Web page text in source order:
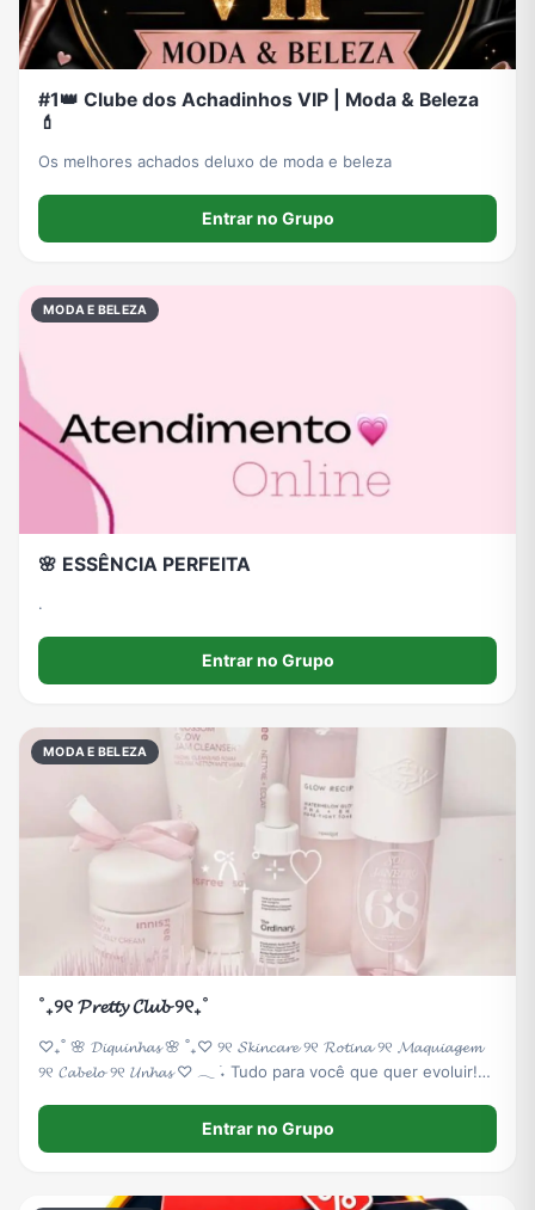
#1👑 Clube dos Achadinhos VIP | Moda & Beleza
💄
Os melhores achados deluxo de moda e beleza
Entrar no Grupo
MODA E BELEZA
🌸 ESSÊNCIA PERFEITA
.
Entrar no Grupo
MODA E BELEZA
˚₊୨୧ 𝓟𝓻𝓮𝓽𝓽𝔂 𝓒𝓵𝓾𝓫 ୨୧₊˚
♡₊˚ 🌸 𝓓𝓲𝓺𝓾𝓲𝓷𝓱𝓪𝓼 🌸 ˚₊♡ ୨୧ 𝓢𝓴𝓲𝓷𝓬𝓪𝓻𝓮 ୨୧ 𝓡𝓸𝓽𝓲𝓷𝓪 ୨୧ 𝓜𝓪𝓺𝓾𝓲𝓪𝓰𝓮𝓶
୨୧ 𝓒𝓪𝓫𝓮𝓵𝓸 ୨୧ 𝓤𝓷𝓱𝓪𝓼 ♡ 𓂃 ࣪˖ Tudo para você que quer evoluir!
Entrar no Grupo